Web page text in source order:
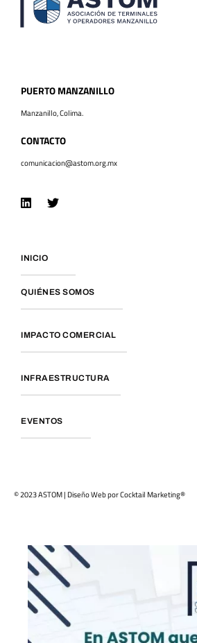
PUERTO MANZANILLO
Manzanillo, Colima.
CONTACTO
comunicacion@astom.org.mx
INICIO
QUIÉNES SOMOS
IMPACTO COMERCIAL
INFRAESTRUCTURA
EVENTOS
© 2023 ASTOM | Diseño Web porCocktail Marketing®